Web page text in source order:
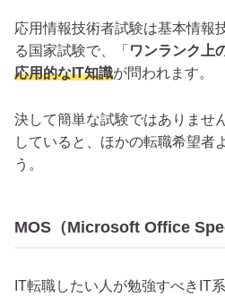
応用情報技術者試験は基本情報
る国家試験で、「 ワンランク上
応用的なIT知識が問われます。
決して簡単な試験ではありませ
していると、ほかの転職希望者
う。
MOS（Microsoft Office
IT転職したい人が勉強すべきIT